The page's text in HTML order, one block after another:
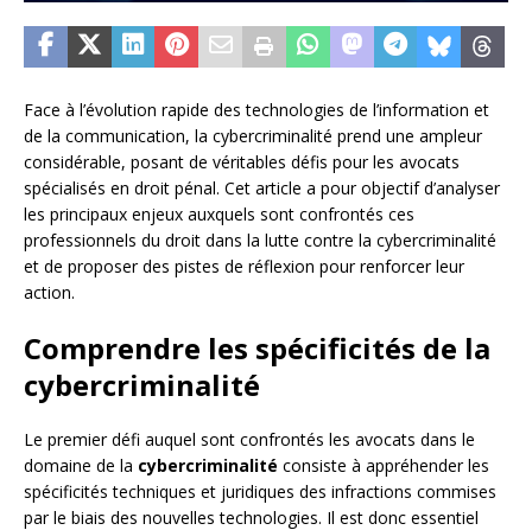
Face à l’évolution rapide des technologies de l’information et
de la communication, la cybercriminalité prend une ampleur
considérable, posant de véritables défis pour les avocats
spécialisés en droit pénal. Cet article a pour objectif d’analyser
les principaux enjeux auxquels sont confrontés ces
professionnels du droit dans la lutte contre la cybercriminalité
et de proposer des pistes de réflexion pour renforcer leur
action.
Comprendre les spécificités de la
cybercriminalité
Le premier défi auquel sont confrontés les avocats dans le
domaine de la cybercriminalité consiste à appréhender les
spécificités techniques et juridiques des infractions commises
par le biais des nouvelles technologies. Il est donc essentiel